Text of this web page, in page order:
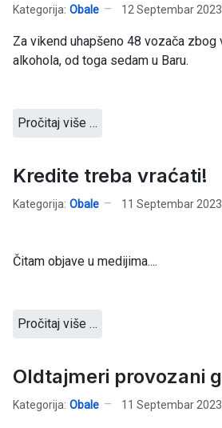
Kategorija: Obale 12 Septembar 2023
Za vikend uhapšeno 48 vozača
alkohola, od toga sedam u Baru.
Pročitaj više …
Kredite treba vraćati!
Kategorija: Obale 11 Septembar 2023
Čitam objave u medijima....
Pročitaj više …
Oldtajmeri provozani
Kategorija: Obale 11 Septembar 2023